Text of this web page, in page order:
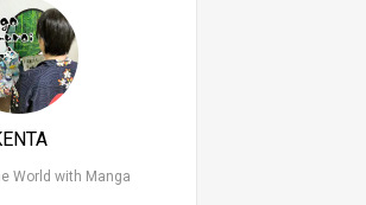
World with Manga